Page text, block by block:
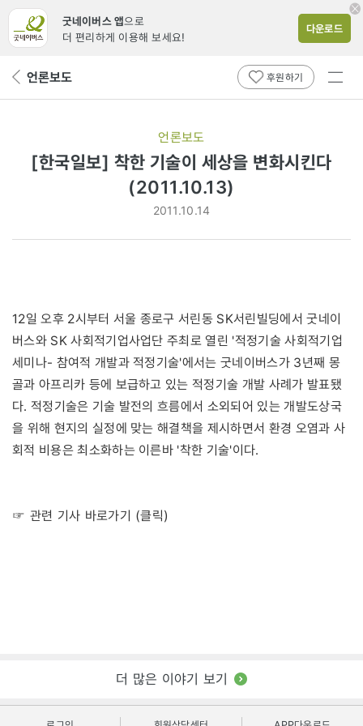
굿네이버스 앱으로
더 편리하게 이용해 보세요!
다운로드
뒤 언론보도 후원하기
전체
언론보도
[한국일보] 착한 기술이 세상을 변화시킨다
(2011.10.13)
2011.10.14
12일 오후 2시부터 서울 종로구 서린동 SK서린빌딩에서 굿네이
버스와 SK 사회적기업사업단 주최로 열린 '적정기술 사회적기업
세미나- 참여적 개발과 적정기술'에서는 굿네이버스가 3년째 몽
골과 아프리카 등에 보급하고 있는 적정기술 개발 사례가 발표됐
다. 적정기술은 기술 발전의 흐름에서 소외되어 있는 개발도상국
을 위해 현지의 실정에 맞는 해결책을 제시하면서 환경 오염과 사
회적 비용은 최소화하는 이른바 '착한 기술'이다.
☞ 관련 기사 바로가기 (클릭)
더 많은 이야기 보기